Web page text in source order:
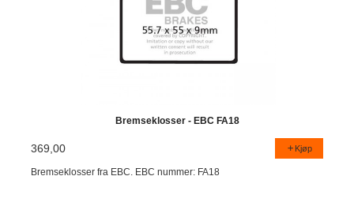
Bremseklosser - EBC FA18
369,00 Kjøp
Bremseklosser fra EBC. EBC nummer: FA18